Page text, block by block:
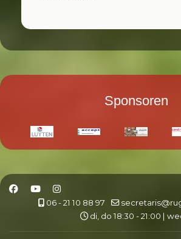
Sponsoren
06 - 21 10 88 97
di, do 18:30 - 21:00 |